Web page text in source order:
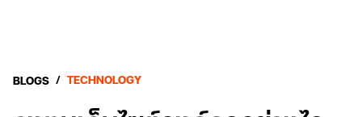
BLOGS / TECHNOLOGY